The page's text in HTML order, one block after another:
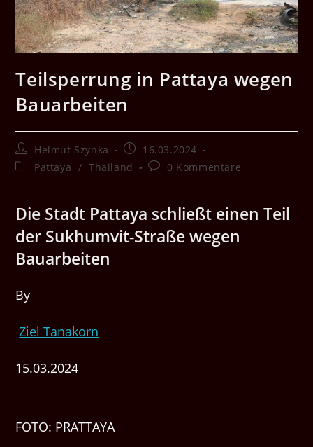
Teilsperrung in Pattaya wegen
Bauarbeiten
Beitrags-
Autor:
Helmut Szynka
Beitrag
veröffentlicht:
16.03.2024
Beitrags-
Pattaya / Thailand
Beitrags-
0 Kommentare
Die Stadt Pattaya schließt einen Teil
der Sukhumvit-Straße wegen
Bauarbeiten
By
Ziel Tanakorn
15.03.2024
FOTO: PRATTAYA